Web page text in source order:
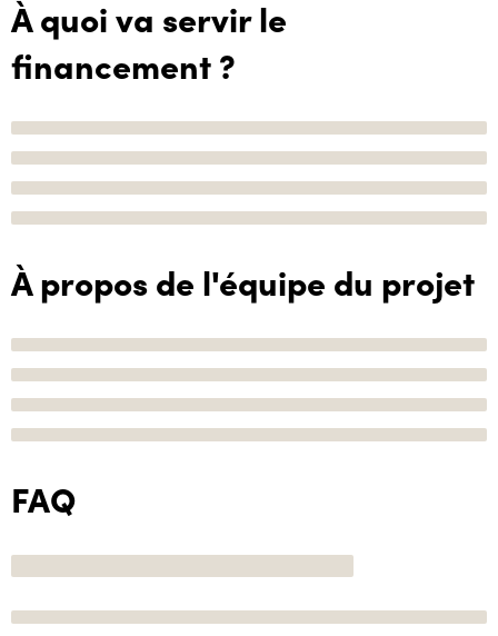
À quoi va servir le
financement ?
À propos de l'équipe du projet
FAQ